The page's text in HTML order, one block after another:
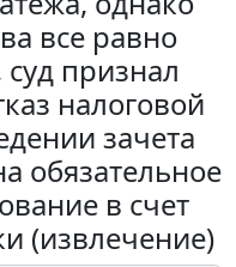
все равно
признал
налоговой
зачета
обязательное
в счет
(извлечение)